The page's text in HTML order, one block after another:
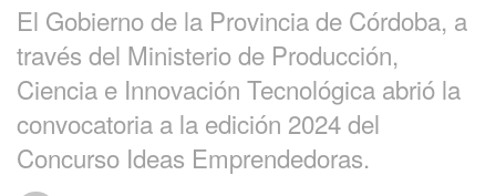
El Gobierno de la Provincia de Córdoba, a
través del Ministerio de Producción,
Ciencia e Innovación Tecnológica abrió la
convocatoria a la edición 2024 del
Concurso Ideas Emprendedoras.